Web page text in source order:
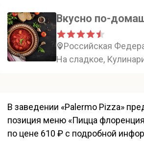
Вкусно по-
Российская
На сладкое,
В заведении «Palermo Pizza»
позиция меню «Пицца
по цене 610 ₽ с подробной